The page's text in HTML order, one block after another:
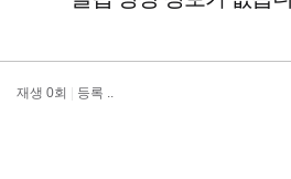
재생 0회 등록 ..